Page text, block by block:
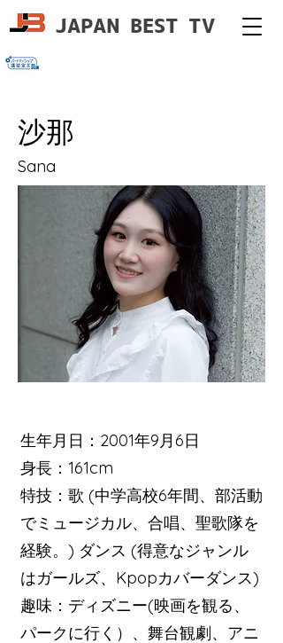
JAPAN BEST TV
​沙那
Sana
生年月日：2001年9月6日
身長：161cm
特技：歌 (中学高校6年間、部活動
でミュージカル、合唱、聖歌隊を
経験。) ダンス (得意なジャンル
はガールズ、Kpopカバーダンス)
趣味：ディズニー(映画を観る、
パークに行く）、舞台観劇、アニ